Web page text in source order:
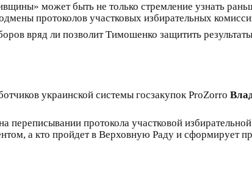
может быть не только стремление узнать
протоколов участковых избирательных
вряд ли позволит Тимошенко защитить
украинской системы госзакупок ProZorro
переписывании протокола участковой
а кто пройдет в Верховную Раду и сформирует